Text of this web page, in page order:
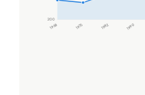
200
1968 1975 1982 1990